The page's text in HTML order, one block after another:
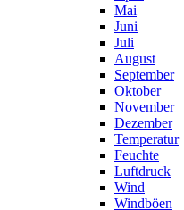
Mai
Juni
Juli
August
September
Oktober
November
Dezember
Temperatur
Feuchte
Luftdruck
Wind
Windböen